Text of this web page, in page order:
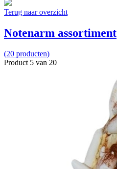
Terug naar overzicht
Notenarm assortiment
(20 producten)
Product 5 van 20